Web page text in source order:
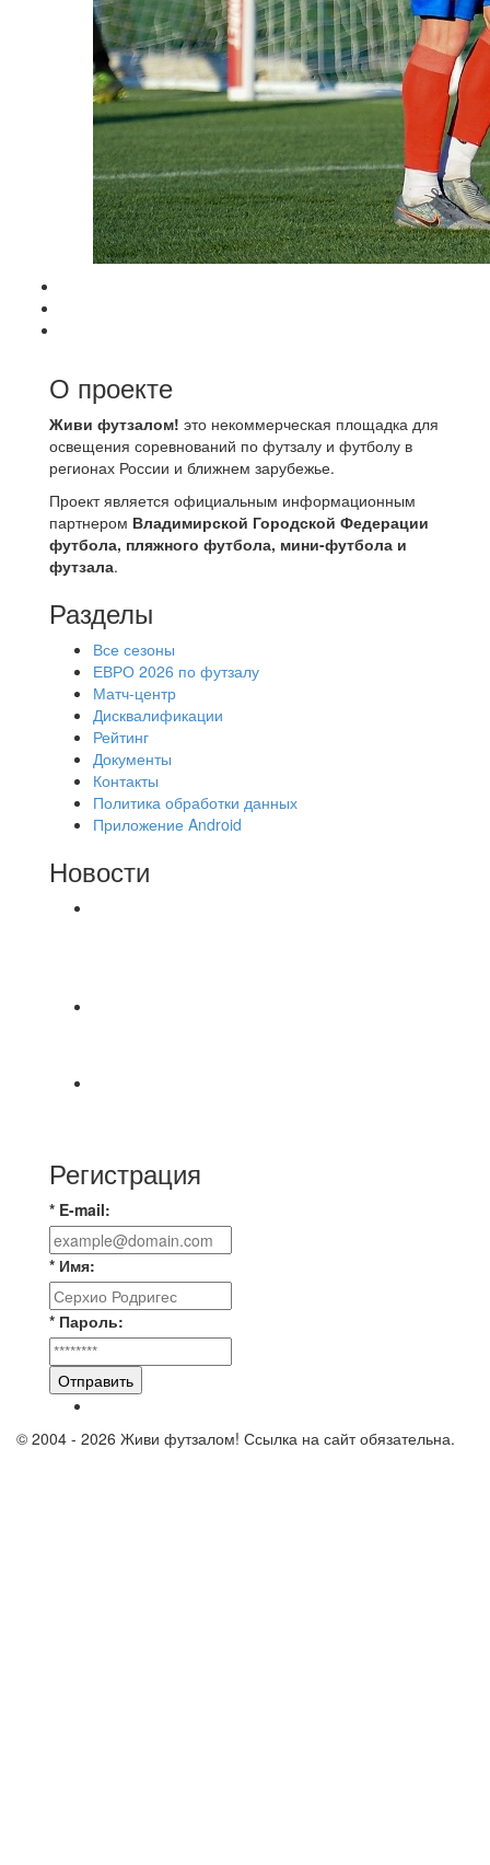
О проекте
Живи футзалом! это некоммерческая площадка для
освещения соревнований по футзалу и футболу в
регионах России и ближнем зарубежье.
Проект является официальным информационным
партнером Владимирской Городской Федерации
футбола, пляжного футбола, мини-футбола и
футзала.
Разделы
Все сезоны
ЕВРО 2026 по футзалу
Матч-центр
Дисквалификации
Рейтинг
Документы
Контакты
Политика обработки данных
Приложение Android
Новости
Регистрация
* E-mail:
* Имя:
* Пароль:
Отправить
© 2004 - 2026 Живи футзалом! Ссылка на сайт обязательна.